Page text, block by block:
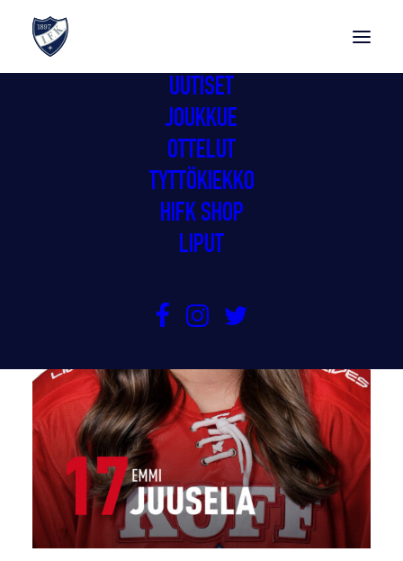
UUTISET
JOUKKUE
OTTELUT
TYTTÖKIEKKO
HIFK SHOP
LIPUT